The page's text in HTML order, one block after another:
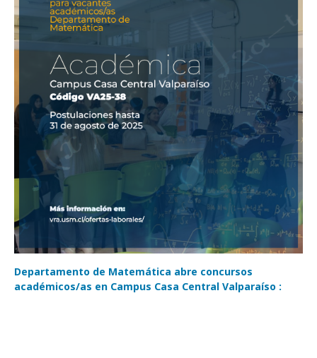
Departamento de Matemática abre concursos
académicos/as en Campus Casa Central Valparaíso :